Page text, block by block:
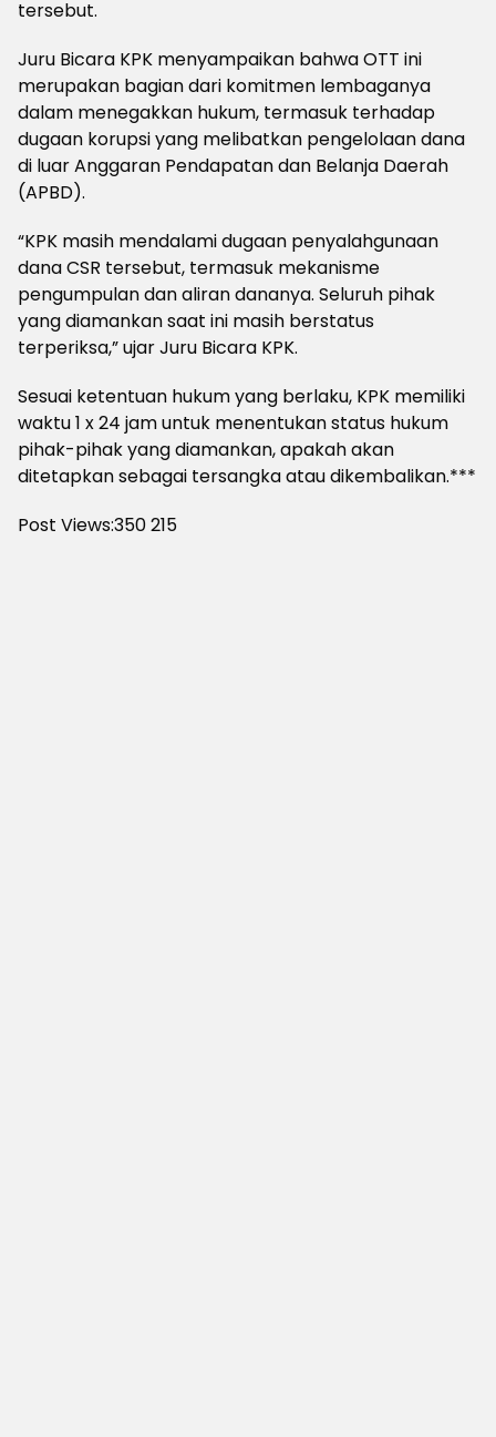
tersebut.
Juru Bicara KPK menyampaikan bahwa OTT ini
merupakan bagian dari komitmen lembaganya
dalam menegakkan hukum, termasuk terhadap
dugaan korupsi yang melibatkan pengelolaan dana
di luar Anggaran Pendapatan dan Belanja Daerah
(APBD).
“KPK masih mendalami dugaan penyalahgunaan
dana CSR tersebut, termasuk mekanisme
pengumpulan dan aliran dananya. Seluruh pihak
yang diamankan saat ini masih berstatus
terperiksa,” ujar Juru Bicara KPK.
Sesuai ketentuan hukum yang berlaku, KPK memiliki
waktu 1 x 24 jam untuk menentukan status hukum
pihak-pihak yang diamankan, apakah akan
ditetapkan sebagai tersangka atau dikembalikan.***
Post Views:350215